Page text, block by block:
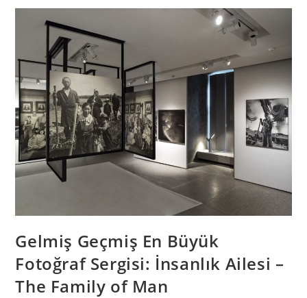
Gelmiş Geçmiş En Büyük
Fotoğraf Sergisi: İnsanlık Ailesi –
The Family of Man